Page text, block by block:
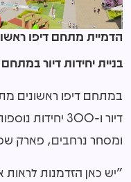
הדמיית מתחם דיפו
בניית יחידות דיור
במתחם דיפו ראשונים
דיור ו-300 יחידות
ומסחר נרחבים, פארק
"יש כאן הזדמנות לראות